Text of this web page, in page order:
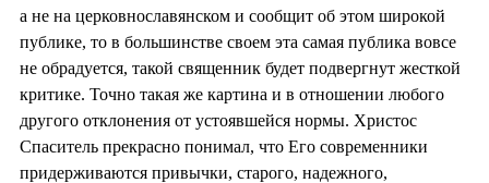
а не на церковнославянском и сообщит об этом широкой
публике, то в большинстве своем эта самая публика вовсе
не обрадуется, такой священник будет подвергнут жесткой
критике. Точно такая же картина и в отношении любого
другого отклонения от устоявшейся нормы. Христос
Спаситель прекрасно понимал, что Его современники
придерживаются привычки, старого, надежного,